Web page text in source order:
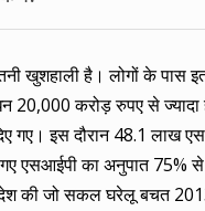
खुशहाली है। लोगों के पास
20,000 करोड़ रुपए से
गए। इस दौरान 48.1
एसआईपी का अनुपात
देश की जो सकल घरेलू बचत